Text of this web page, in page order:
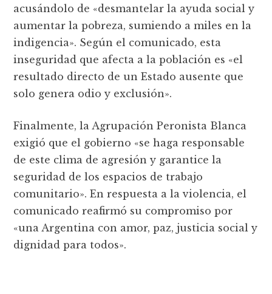
acusándolo de «desmantelar la ayuda social y
aumentar la pobreza, sumiendo a miles en la
indigencia». Según el comunicado, esta
inseguridad que afecta a la población es «el
resultado directo de un Estado ausente que
solo genera odio y exclusión».
Finalmente, la Agrupación Peronista Blanca
exigió que el gobierno «se haga responsable
de este clima de agresión y garantice la
seguridad de los espacios de trabajo
comunitario». En respuesta a la violencia, el
comunicado reafirmó su compromiso por
«una Argentina con amor, paz, justicia social y
dignidad para todos».